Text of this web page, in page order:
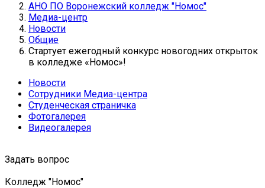
АНО ПО Воронежский колледж "Номос"
Медиа-центр
Новости
Общие
Стартует ежегодный конкурс новогодних открыток
в колледже «Номос»!
Новости
Сотрудники Медиа-центра
Студенческая страничка
Фотогалерея
Видеогалерея
Задать вопрос
Колледж "Номос"